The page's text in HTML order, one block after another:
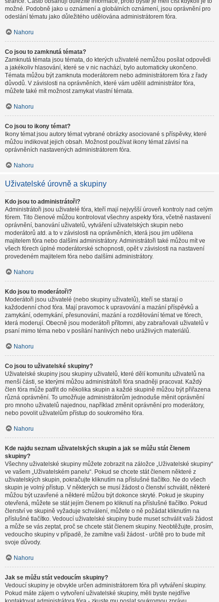
možné. Podobně jako u oznámení a globálních oznámení, jsou oprávnění pro
odeslání tématu jako důležitého udělována administrátorem fóra.
Nahoru
Co jsou to zamknutá témata?
Zamknutá témata jsou témata, do kterých uživatelé nemůžou posílat odpovědi
a jakékoliv hlasování, které se v nic nachází, bylo automaticky ukončeno.
Témata můžou být zamknuta moderátorem nebo administrátorem fóra z řady
důvodů. V závislosti na oprávněních, které vám udělil administrátor fóra,
můžete také mít možnost zamykat vlastní témata.
Nahoru
Co jsou to ikony témat?
Ikony témat jsou autory témat vybrané obrázky asociované s příspěvky, které
můžou indikovat jejich obsah. Možnost používat ikony témat závisí na
oprávněních nastavených administrátorem fóra.
Nahoru
Uživatelské úrovně a skupiny
Kdo jsou to administrátoři?
Administrátoři jsou uživatelé fóra, kteří mají nejvyšší úroveň kontroly nad celým
fórem. Tito členové můžou kontrolovat všechny aspekty fóra, včetně nastavení
oprávnění, banování uživatelů, vytváření uživatelských skupin nebo
moderátorů atd. a to v závislosti na oprávněních, která jsou jim udělena
majitelem fóra nebo dalšími administrátory. Administrátoři také můžou mít ve
všech fórech úplné moderátorské schopnosti, opět v závislosti na nastavení
provedeném majitelem fóra nebo dalšími administrátory.
Nahoru
Kdo jsou to moderátoři?
Moderátoři jsou uživatelé (nebo skupiny uživatelů), kteří se starají o
každodenní chod fóra. Mají pravomoc k upravování a mazání příspěvků a
zamykání, odemykání, přesunování, mazání a rozdělování témat ve fórech,
která moderují. Obecně jsou moderátoři přítomni, aby zabraňovali uživatelů v
psaní mimo téma nebo v posílání hanlivých nebo urážlivých materiálů.
Nahoru
Co jsou to uživatelské skupiny?
Uživatelské skupiny jsou skupiny uživatelů, které dělí komunitu uživatelů na
menší části, se kterými můžou administrátoři fóra snadněji pracovat. Každý
člen fóra může patřit do několika skupin a každé skupině můžou být přiřazena
různá oprávnění. To umožňuje administrátorům jednoduše měnit oprávnění
pro mnoho uživatelů najednou, například změnit oprávnění pro moderátory,
nebo povolit uživatelům přístup do soukromého fóra.
Nahoru
Kde najdu seznam uživatelských skupin a jak se můžu stát členem
skupiny?
Všechny uživatelské skupiny můžete zobrazit na záložce „Uživatelské skupiny“
ve vašem „Uživatelském panelu“. Pokud se chcete stát členem některé z
uživatelských skupin, pokračujte kliknutím na příslušné tlačítko. Ne do všech
skupin je volný přístup. V některých se musí žádost o členství schválit, některé
můžou být uzavřené a některé můžou být dokonce skryté. Pokud je skupiny
otevřená, můžete se stát jejím členem po kliknutí na příslušné tlačítko. Pokud
členství ve skupině vyžaduje schválení, můžete o ně požádat kliknutím na
příslušné tlačítko. Vedoucí uživatelské skupiny bude muset schválit vaši žádost
a může se vás zeptat, proč se chcete stát členem skupiny. Neobtěžujte, prosím,
vedoucího skupiny v případě, že zamítne vaši žádost - určitě pro to bude mít
svoje důvody.
Nahoru
Jak se můžu stát vedoucím skupiny?
Vedoucí skupiny je obvykle určen administrátorem fóra při vytváření skupiny.
Pokud máte zájem o vytvoření uživatelské skupiny, měli byste nejdříve